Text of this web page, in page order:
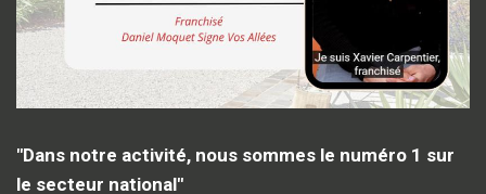
"Dans notre activité, nous sommes le numéro 1 sur
le secteur national"